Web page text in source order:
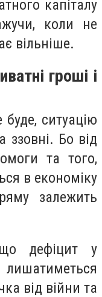
капіталу
коли не
вільніше.
гроші і
ситуацію
ззовні. Бо від
та того,
в економіку
залежить
дефіцит у
від війни та